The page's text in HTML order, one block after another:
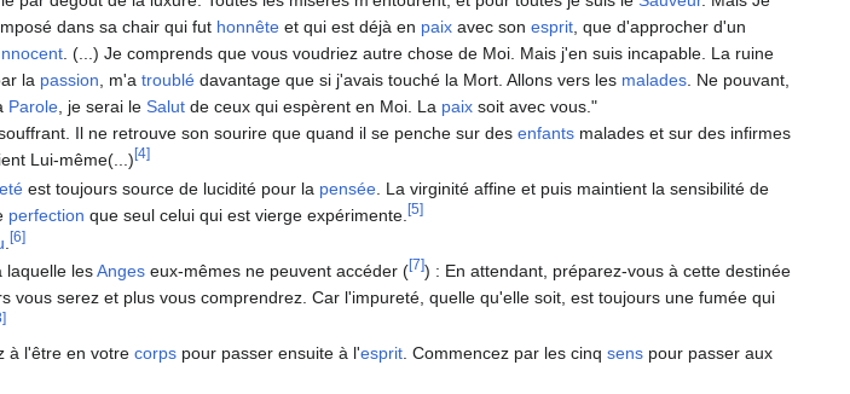
dans sa chair qui fut honnête et qui est déjà en paix avec sonesprit , que d'approcher d'un
. (...) Je comprends que vous voudriez autre chose de Moi. Mais j'en suis incapable. La ruine
la passion , m'atroublé davantage que si j'avais touché la Mort. Allons vers les malades . Ne pouvant,
Parole , je serai leSalut de ceux qui espèrent en Moi. La paix soit avec vous."
Il ne retrouve son sourire que quand il se penche sur desenfants malades et sur des infirmes
Lui-même(...)[4]
est toujours source de lucidité pour la pensée . La virginité affine et puis maintient la sensibilité de
perfection que seul celui qui est vierge expérimente.[5]
.[6]
laquelle lesAnges eux-mêmes ne peuvent accéder ([7]) : En attendant, préparez-vous à cette destinée
vous serez et plus vous comprendrez. Car l'impureté, quelle qu'elle soit, est toujours une fumée qui
à l'être en votrecorps pour passer ensuite à l'esprit . Commencez par les cinqsens pour passer aux